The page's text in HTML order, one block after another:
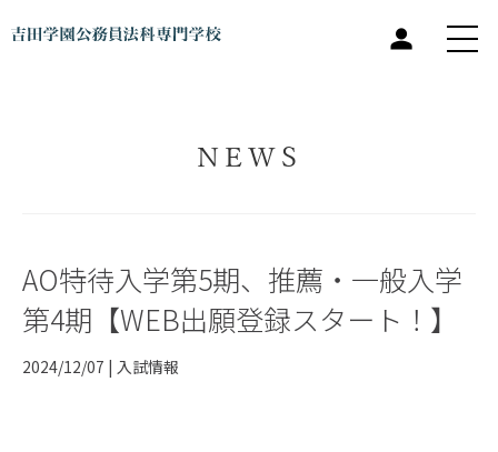
NEWS
AO特待入学第5期、推薦・一般入学
第4期【WEB出願登録スタート！】
2024/12/07 | 入試情報